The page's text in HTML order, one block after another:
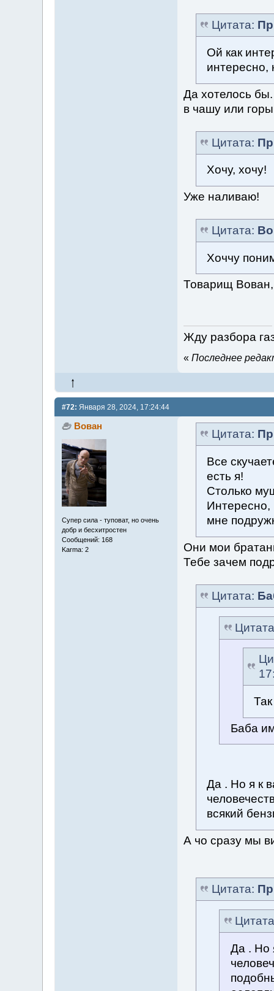
Цитата:
Ой как
Да хотелось
в чашу или
Цитата:
Хочу, хочу!
Уже наливаю!
Цитата:
Хоччу
Товарищ
Жду разбора
« Последнее
#72: Января 28, 2024, 17:24:44
Вован
Супер сила - туповат, но очень
добр и бесхитростен
Сообщений: 168
Karma: 2
Цитата:
Все
есть я!
Столько
Интересно,
мне
Они мои
Тебе зачем
Цитата:
Баба
Да . Но я к
всякий
А чо сразу мы
Цитата:
Да . Но